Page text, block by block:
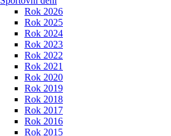
Rok 2026
Rok 2025
Rok 2024
Rok 2023
Rok 2022
Rok 2021
Rok 2020
Rok 2019
Rok 2018
Rok 2017
Rok 2016
Rok 2015